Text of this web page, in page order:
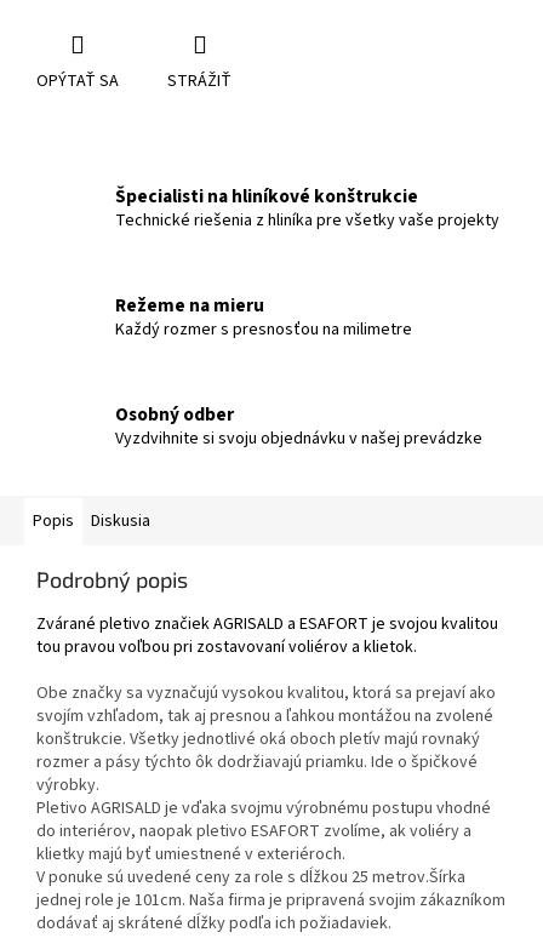
OPÝTAŤ SA STRÁŽIŤ
Špecialisti na hliníkové konštrukcie
Technické riešenia z hliníka pre všetky vaše projekty
Režeme na mieru
Každý rozmer s presnosťou na milimetre
Osobný odber
Vyzdvihnite si svoju objednávku v našej prevádzke
Popis Diskusia
Podrobný popis
Zvárané pletivo značiek AGRISALD a ESAFORT je svojou kvalitou
tou pravou voľbou pri zostavovaní voliérov a klietok.
Obe značky sa vyznačujú vysokou kvalitou, ktorá sa prejaví ako
svojím vzhľadom, tak aj presnou a ľahkou montážou na zvolené
konštrukcie. Všetky jednotlivé oká oboch pletív majú rovnaký
rozmer a pásy týchto ôk dodržiavajú priamku. Ide o špičkové
výrobky.
Pletivo AGRISALD je vďaka svojmu výrobnému postupu vhodné
do interiérov, naopak pletivo ESAFORT zvolíme, ak voliéry a
klietky majú byť umiestnené v exteriéroch.
V ponuke sú uvedené ceny za role s dĺžkou 25 metrov.Šírka
jednej role je 101cm. Naša firma je pripravená svojim zákazníkom
dodávať aj skrátené dĺžky podľa ich požiadaviek.